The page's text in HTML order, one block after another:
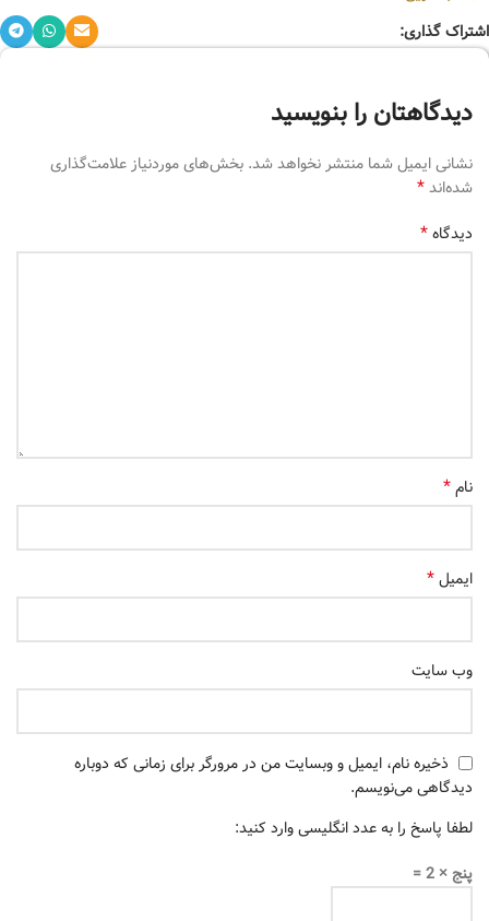
اشتراک گذاری:
دیدگاهتان را بنویسید
نشانی ایمیل شما منتشر نخواهد شد. بخش‌های موردنیاز علامت‌گذاری
شده‌اند*
دیدگاه*
نام*
ایمیل*
وب‌ سایت
ذخیره نام، ایمیل و وبسایت من در مرورگر برای زمانی که دوباره
دیدگاهی می‌نویسم.
لطفا پاسخ را به عدد انگلیسی وارد کنید:
پنج × 2 =